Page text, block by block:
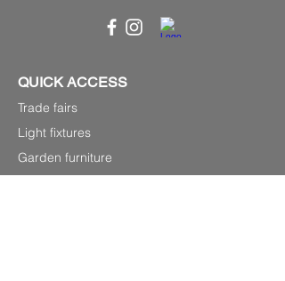
QUICK ACCESS
Trade fairs
Light fixtures
Garden furniture